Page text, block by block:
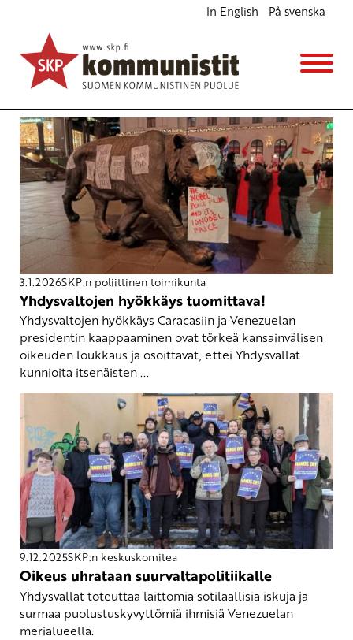
In English På svenska
kansainvälinen oikeus
3.1.2026SKP:n poliittinen toimikunta
Yhdysvaltojen hyökkäys tuomittava!
Yhdysvaltojen hyökkäys Caracasiin ja Venezuelan
presidentin kaappaaminen ovat törkeä kansainvälisen
oikeuden loukkaus ja osoittavat, ettei Yhdysvallat
kunnioita itsenäisten ...
9.12.2025SKP:n keskuskomitea
Oikeus uhrataan suurvaltapolitiikalle
Yhdysvallat toteuttaa laittomia sotilaallisia iskuja ja
surmaa puolustuskyvyttömiä ihmisiä Venezuelan
merialueella.